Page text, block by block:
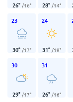
26° /16° 28° /14°
23
30° /17°
24
31° /19°
30
29° /17°
31
26° /16°